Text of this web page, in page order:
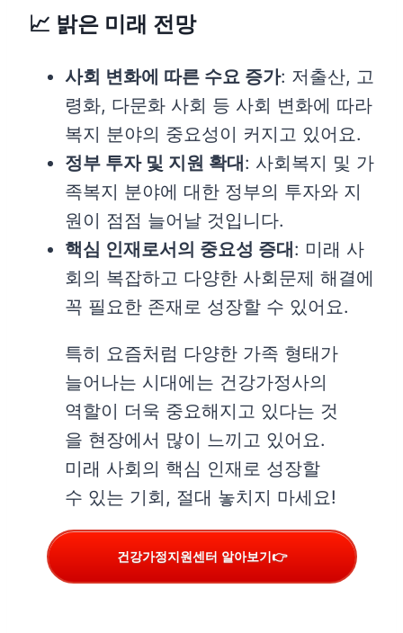
📈 밝은 미래 전망
사회 변화에 따른 수요 증가: 저출산, 고
령화, 다문화 사회 등 사회 변화에 따라
복지 분야의 중요성이 커지고 있어요.
정부 투자 및 지원 확대 : 사회복지 및 가
족복지 분야에 대한 정부의 투자와 지
원이 점점 늘어날 것입니다.
핵심 인재로서의 중요성 증대 : 미래 사
회의 복잡하고 다양한 사회문제 해결에
꼭 필요한 존재로 성장할 수 있어요.
특히 요즘처럼 다양한 가족 형태가
늘어나는 시대에는 건강가정사의
역할이 더욱 중요해지고 있다는 것
을 현장에서 많이 느끼고 있어요.
미래 사회의 핵심 인재로 성장할
수 있는 기회, 절대 놓치지 마세요!
건강가정지원센터 알아보기👉